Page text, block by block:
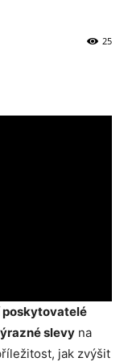
25
poskytovatelé
slevy na
jak zvýšit